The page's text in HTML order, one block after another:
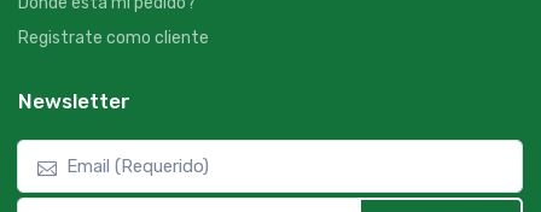
Registrate como cliente
Newsletter